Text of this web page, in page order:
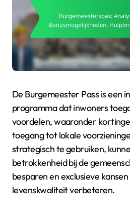
De Burgemeester Pass is een
programma dat inwoners
voordelen, waaronder
toegang tot lokale
strategisch te gebruiken,
betrokkenheid bij de
besparen en exclusieve
levenskwaliteit verbeteren.